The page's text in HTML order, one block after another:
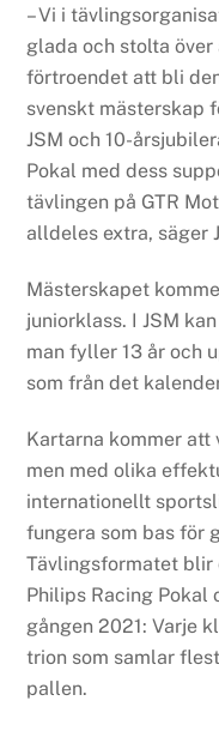
– Vi i
glada och stolta
förtroendet att bli
svenskt mästerskap
JSM och 10-
Pokal med dess
tävlingen på GTR
alldeles extra, säger
Mästerskapet
juniorklass. I JSM
man fyller 13 år och
som från det
Kartarna kommer att
men med olika
internationellt
fungera som bas för
Tävlingsformatet blir
Philips Racing Pokal
gången 2021: Varje
trion som samlar
pallen.